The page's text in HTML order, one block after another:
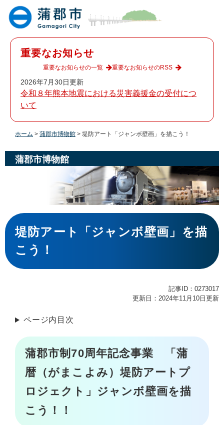
重要なお知らせ
2026年7月30日更新
令和８年熊本地震における災害義援金の受付につ
いて
重要なお知らせの一覧 重要なお知らせのRSS
ホーム > 蒲郡市博物館 > 堤防アート「ジャンボ壁画」を描こう！
蒲郡市博物館
本
文
堤防アート「ジャンボ壁画」を描
こう！
記事ID：0273017
更新日：2024年11月10日更新
ページ内目次
蒲郡市制70周年記念事業 「蒲
暦（がまこよみ）堤防アートプ
ロジェクト」ジャンボ壁画を描
こう！！